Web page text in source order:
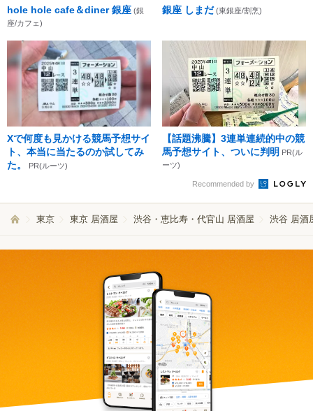
hole hole cafe＆diner 銀座 (銀
座/カフェ)
銀座 しまだ (東銀座/割烹)
Xで何度も見かける競馬予想サイ
ト、本当に当たるのか試してみ
た。
PR(ルーツ)
【話題沸騰】3連単連続的中の競
馬予想サイト、ついに判明 PR(ル
ーツ)
Recommended by
東京 東京 居酒屋 渋谷・恵比寿・代官山 居酒屋 渋谷 居酒